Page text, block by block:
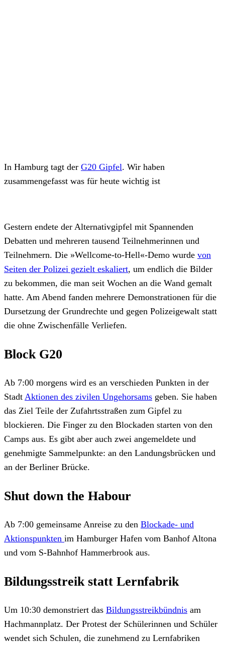
In Hamburg tagt der G20 Gipfel. Wir haben
zusammengefasst was für heute wichtig ist
Gestern endete der Alternativgipfel mit Spannenden
Debatten und mehreren tausend Teilnehmerinnen und
Teilnehmern. Die »Wellcome-to-Hell«-Demo wurde von
Seiten der Polizei gezielt eskaliert, um endlich die Bilder
zu bekommen, die man seit Wochen an die Wand gemalt
hatte. Am Abend fanden mehrere Demonstrationen für die
Dursetzung der Grundrechte und gegen Polizeigewalt statt
die ohne Zwischenfälle Verliefen.
Block G20
Ab 7:00 morgens wird es an verschieden Punkten in der
Stadt Aktionen des zivilen Ungehorsams geben. Sie haben
das Ziel Teile der Zufahrtsstraßen zum Gipfel zu
blockieren. Die Finger zu den Blockaden starten von den
Camps aus. Es gibt aber auch zwei angemeldete und
genehmigte Sammelpunkte: an den Landungsbrücken und
an der Berliner Brücke.
Shut down the Habour
Ab 7:00 gemeinsame Anreise zu den Blockade- und
Aktionspunkten im Hamburger Hafen vom Banhof Altona
und vom S-Bahnhof Hammerbrook aus.
Bildungsstreik statt Lernfabrik
Um 10:30 demonstriert das Bildungsstreikbündnis am
Hachmannplatz. Der Protest der Schülerinnen und Schüler
wendet sich Schulen, die zunehmend zu Lernfabriken